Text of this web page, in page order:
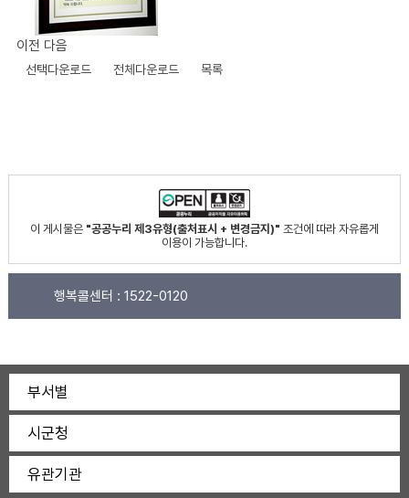
이전 다음
선택다운로드 전체다운로드 목록
이 게시물은 "공공누리 제3유형(출처표시 + 변경금지)" 조건에 따라 자유롭게
이용이 가능합니다.
행복콜센터 : 1522-0120
부서별
시군청
유관기관